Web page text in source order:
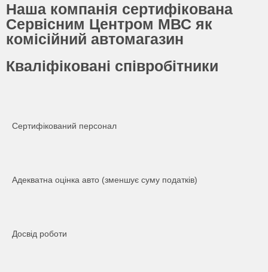
Наша компанія сертифікована
Сервісним Центром МВС як
комісійний автомагазин
Кваліфіковані співробітники
Сертифікований персонал
Адекватна оцінка авто (зменшує суму податків)
Досвід роботи